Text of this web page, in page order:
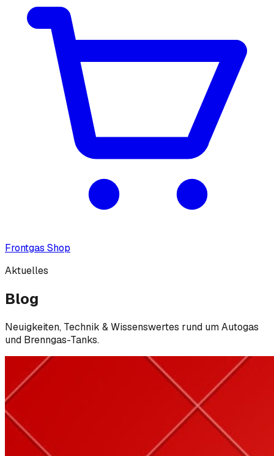
Frontgas Shop
Aktuelles
Blog
Neuigkeiten, Technik & Wissenswertes rund um Autogas
und Brenngas-Tanks.